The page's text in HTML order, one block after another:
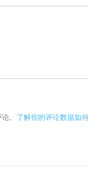
。 了解你的评论数据如